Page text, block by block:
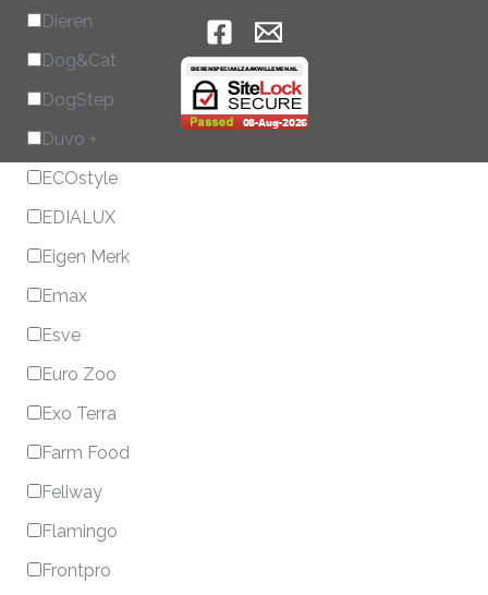
Dieren
Dog&Cat
DogStep
Duvo +
ECOstyle
EDIALUX
Eigen Merk
Emax
Esve
Euro Zoo
Exo Terra
Farm Food
Feliway
Flamingo
Frontpro